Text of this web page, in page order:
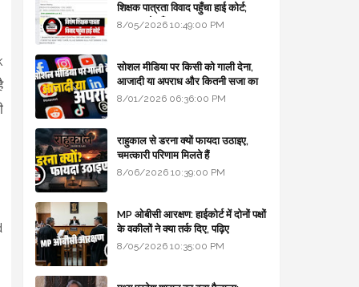
शिक्षक पात्रता विवाद पहुँचा हाई कोर्ट;
सरकार से माँगा जवाब
8/05/2026 10:49:00 PM
सोशल मीडिया पर किसी को गाली देना,
आजादी या अपराध और कितनी सजा का
प्रावधान - free legal advice
8/01/2026 06:36:00 PM
राहुकाल से डरना क्यों फायदा उठाइए,
चमत्कारी परिणाम मिलते हैं
8/06/2026 10:39:00 PM
MP ओबीसी आरक्षण: हाईकोर्ट में दोनों पक्षों
के वकीलों ने क्या तर्क दिए, पढ़िए
8/05/2026 10:35:00 PM